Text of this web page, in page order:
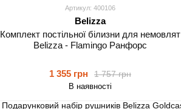
Артикул: 400106
Belizza
Комплект постільної білизни для немовлят
Belizza - Flamingo Ранфорс
1 757 грн
1 355 грн
В наявності